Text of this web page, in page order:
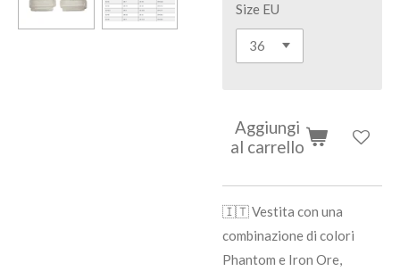
Size EU
Aggiungi
al carrello
🇮🇹 Vestita con una
combinazione di colori
Phantom e Iron Ore,